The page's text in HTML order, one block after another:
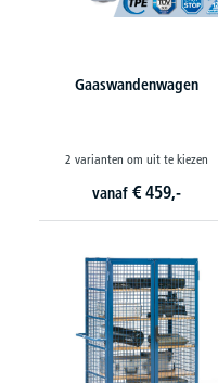
Gaaswandenwagen
2 varianten om uit te kiezen
vanaf € 459,-